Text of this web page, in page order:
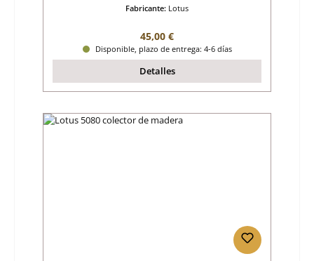
Fabricante: Lotus
Precio normal:
45,00 €
Disponible, plazo de entrega: 4-6 días
Detalles